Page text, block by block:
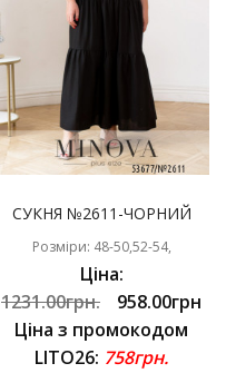
СУКНЯ №2611-ЧОРНИЙ
Розміри: 48-50,52-54,
Ціна:
1231.00грн.
958.00грн
Ціна з промокодом
LITO26: 758грн.